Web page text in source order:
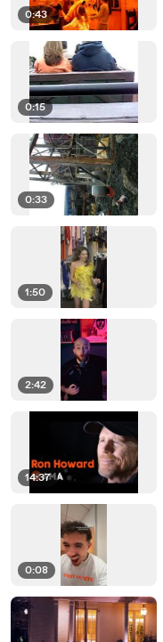
0:43
0:15
0:33
1:50
2:42
14:37
0:08